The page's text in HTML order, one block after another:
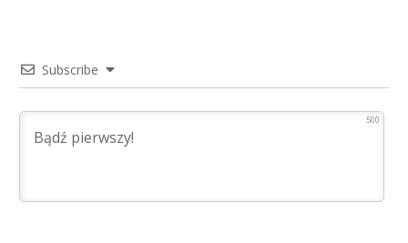
Subscribe
500